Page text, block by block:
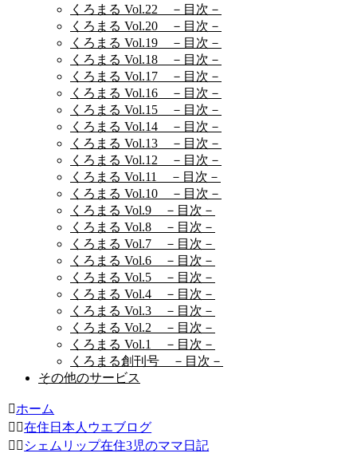
くろまる Vol.22 －目次－
くろまる Vol.20 －目次－
くろまる Vol.19 －目次－
くろまる Vol.18 －目次－
くろまる Vol.17 －目次－
くろまる Vol.16 －目次－
くろまる Vol.15 －目次－
くろまる Vol.14 －目次－
くろまる Vol.13 －目次－
くろまる Vol.12 －目次－
くろまる Vol.11 －目次－
くろまる Vol.10 －目次－
くろまる Vol.9 －目次－
くろまる Vol.8 －目次－
くろまる Vol.7 －目次－
くろまる Vol.6 －目次－
くろまる Vol.5 －目次－
くろまる Vol.4 －目次－
くろまる Vol.3 －目次－
くろまる Vol.2 －目次－
くろまる Vol.1 －目次－
くろまる創刊号 －目次－
その他のサービス
ホーム
在住日本人ウエブログ
シェムリップ在住3児のママ日記